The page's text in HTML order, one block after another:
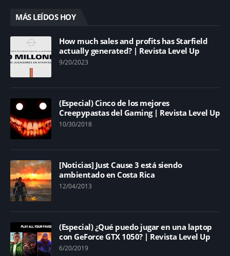
MÁS LEÍDOS HOY
How much sales and profits has Starfield
actually generated? | Revista Level Up
9/20/2023
(Especial) Cinco de los mejores
Creepypastas del Gaming | Revista Level Up
10/30/2018
[Noticias] Just Cause 3 está siendo
ambientado en Costa Rica
12/04/2013
(Especial) ¿Qué puedo jugar en una laptop
con GeForce GTX 1050? | Revista Level Up
6/20/2019